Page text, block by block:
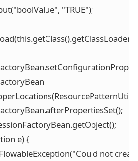
"TRUE");
e) {
FlowableException("Could not